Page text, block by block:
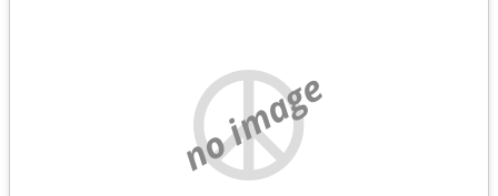
no image